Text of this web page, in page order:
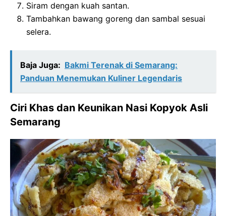
Siram dengan kuah santan.
Tambahkan bawang goreng dan sambal sesuai
selera.
Baja Juga: Bakmi Terenak di Semarang:
Panduan Menemukan Kuliner Legendaris
Ciri Khas dan Keunikan Nasi Kopyok Asli
Semarang